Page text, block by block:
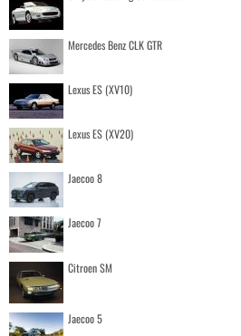
Mercedes Benz CLK GTR
Lexus ES (XV10)
Lexus ES (XV20)
Jaecoo 8
Jaecoo 7
Citroen SM
Jaecoo 5